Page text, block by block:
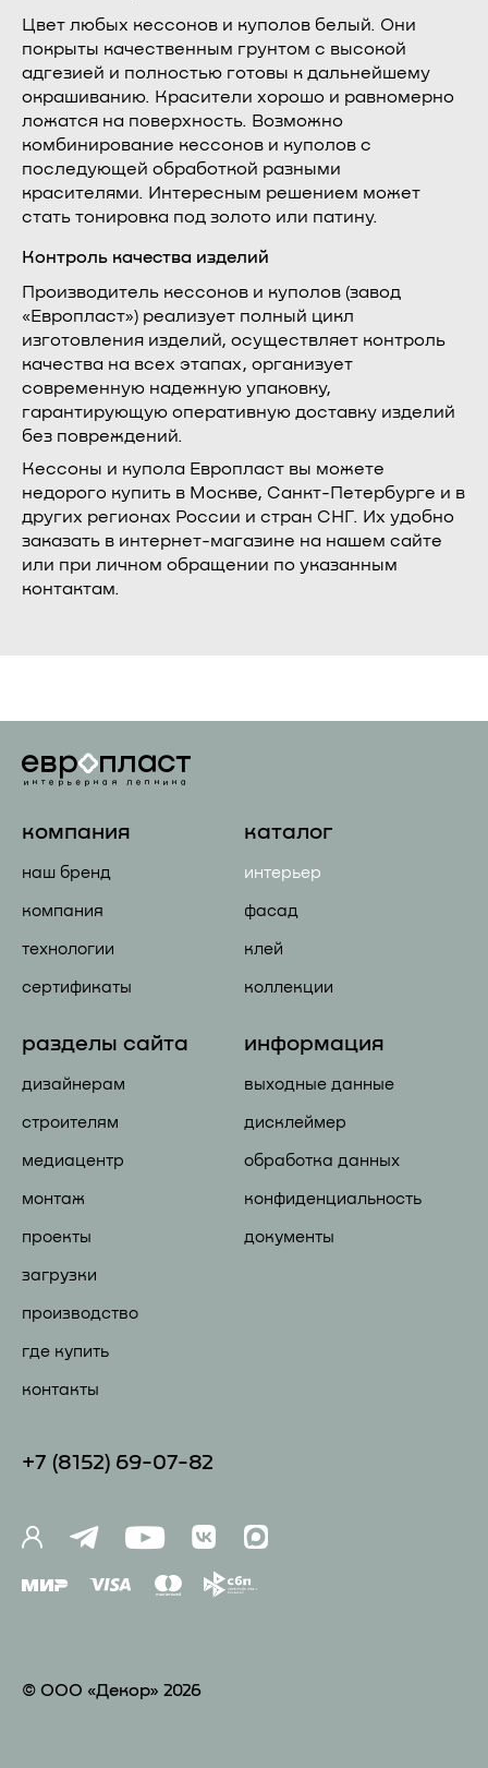
Цвет любых кессонов и куполов белый. Они
покрыты качественным грунтом с высокой
адгезией и полностью готовы к дальнейшему
окрашиванию. Красители хорошо и равномерно
ложатся на поверхность. Возможно
комбинирование кессонов и куполов с
последующей обработкой разными
красителями. Интересным решением может
стать тонировка под золото или патину.
Контроль качества изделий
Производитель кессонов и куполов (завод
«Европласт») реализует полный цикл
изготовления изделий, осуществляет контроль
качества на всех этапах, организует
современную надежную упаковку,
гарантирующую оперативную доставку изделий
без повреждений.
Кессоны и купола Европласт вы можете
недорого купить в Москве, Санкт-Петербурге и в
других регионах России и стран СНГ. Их удобно
заказать в интернет-магазине на нашем сайте
или при личном обращении по указанным
контактам.
компания
наш бренд
компания
технологии
сертификаты
каталог
интерьер
фасад
клей
коллекции
разделы сайта
дизайнерам
строителям
медиацентр
монтаж
проекты
загрузки
производство
где купить
контакты
информация
выходные данные
дисклеймер
обработка данных
конфиденциальность
документы
+7 (81 52) 69-07-82
© ООО «Декор» 2026